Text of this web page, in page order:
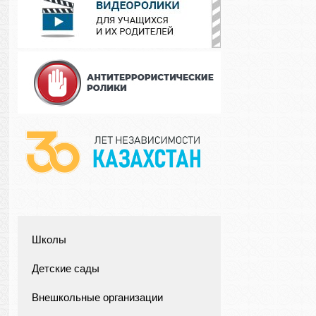
Школы
Детские сады
Внешкольные организации